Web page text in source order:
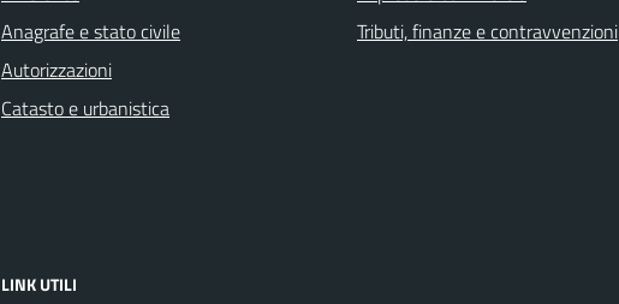
Anagrafe e stato civile
Autorizzazioni
Catasto e urbanistica
Tributi, finanze e contravvenzioni
LINK UTILI